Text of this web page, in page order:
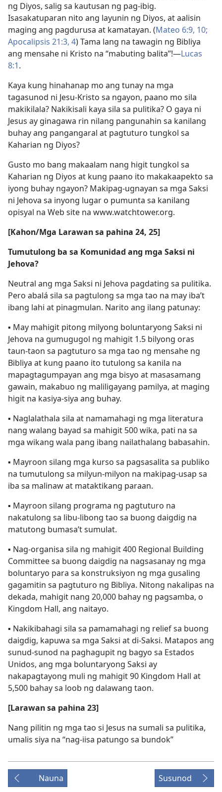
ng Diyos, salig sa kautusan ng pag-ibig.
Isasakatuparan nito ang layunin ng Diyos, at aalisin
maging ang pagdurusa at kamatayan. (Mateo 6:9, 10;
Apocalipsis 21:3, 4) Tama lang na tawagin ng Bibliya
ang mensahe ni Kristo na “mabuting balita”!​—Lucas
8:1.
Kaya kung hinahanap mo ang tunay na mga
tagasunod ni Jesu-Kristo sa ngayon, paano mo sila
makikilala? Nakikisali kaya sila sa pulitika? O gaya ni
Jesus ay ginagawa rin nilang pangunahin sa kanilang
buhay ang pangangaral at pagtuturo tungkol sa
Kaharian ng Diyos?
Gusto mo bang makaalam nang higit tungkol sa
Kaharian ng Diyos at kung paano ito makakaapekto sa
iyong buhay ngayon? Makipag-ugnayan sa mga Saksi
ni Jehova sa inyong lugar o pumunta sa kanilang
opisyal na Web site na www.watchtower.org.
[Kahon/Mga Larawan sa pahina 24, 25]
Tumutulong ba sa Komunidad ang mga Saksi ni
Jehova?
Neutral ang mga Saksi ni Jehova pagdating sa pulitika.
Pero abalá sila sa pagtulong sa mga tao na may iba’t
ibang lahi at pinagmulan. Narito ang ilang patunay:
▪ May mahigit pitong milyong boluntaryong Saksi ni
Jehova na gumugugol ng mahigit 1.5 bilyong oras
taun-taon sa pagtuturo sa mga tao ng mensahe ng
Bibliya at kung paano ito tutulong sa kanila na
mapagtagumpayan ang mga bisyo at masasamang
gawain, makabuo ng maliligayang pamilya, at maging
higit na kasiya-siya ang buhay.
▪ Naglalathala sila at namamahagi ng mga literatura
nang walang bayad sa mahigit 500 wika, pati na sa
mga wikang wala pang ibang nailathalang babasahin.
▪ Mayroon silang mga kurso sa pagsasalita sa publiko
na tumutulong sa milyun-milyon na makipag-usap sa
iba sa malinaw at mataktikang paraan.
▪ Mayroon silang programa ng pagtuturo na
nakatulong sa libu-libong tao sa buong daigdig na
matutong bumasa’t sumulat.
▪ Nag-organisa sila ng mahigit 400 Regional Building
Committee sa buong daigdig na nagsasanay ng mga
boluntaryo para sa konstruksiyon ng mga gusaling
gagamitin sa pagtuturo ng Bibliya. Nitong nakalipas na
dekada, mahigit nang 20,000 bahay ng pagsamba, o
Kingdom Hall, ang naitayo.
▪ Nakikibahagi sila sa pamamahagi ng relief sa buong
daigdig, kapuwa sa mga Saksi at di-Saksi. Matapos ang
sunud-sunod na paghagupit ng bagyo sa Estados
Unidos, ang mga boluntaryong Saksi ay
nakapagtayong muli ng mahigit 90 Kingdom Hall at
5,500 bahay sa loob ng dalawang taon.
[Larawan sa pahina 23]
Nang pilitin ng mga tao si Jesus na sumali sa pulitika,
umalis siya na “nag-iisa patungo sa bundok”
Nauna Susunod